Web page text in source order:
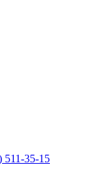
511-35-15